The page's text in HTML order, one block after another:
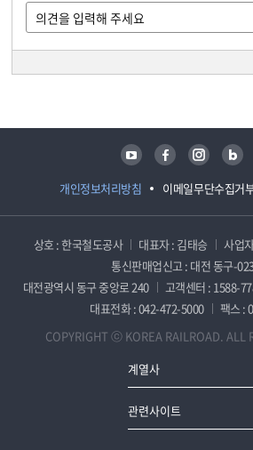
개인정보처리방침 이메일무단수집거
유튜브 페이스북 인스타그램 블로그
상호 : 한국철도공사 대표자 : 김태승
사업
통신판매업신고 : 대전 동구-
대전광역시 동구 중앙로 240
고객센터 : 1588-
대표전화 : 042-472-5000
팩스 :
COPYRIGHT ⓒ KOREA RAILROAD. ALL
계열사
관련사이트